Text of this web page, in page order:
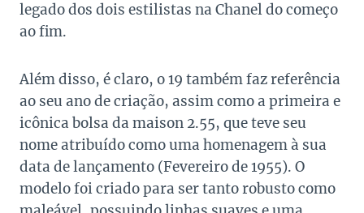
legado dos dois estilistas na Chanel do começo
ao fim.
Além disso, é claro, o 19 também faz referência
ao seu ano de criação, assim como a primeira e
icônica bolsa da maison 2.55, que teve seu
nome atribuído como uma homenagem à sua
data de lançamento (Fevereiro de 1955). O
modelo foi criado para ser tanto robusto como